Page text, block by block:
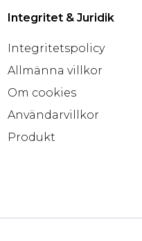
Integritet & Juridik
Integritetspolicy
Allmänna villkor
Om cookies
Användarvillkor
Produkt